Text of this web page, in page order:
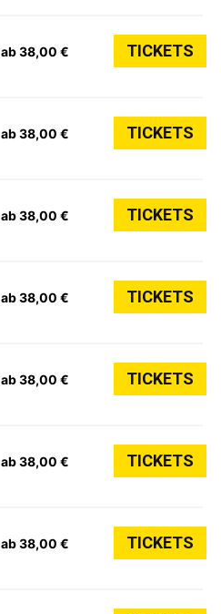
ab 38,00 € TICKETS
ab 38,00 € TICKETS
ab 38,00 € TICKETS
ab 38,00 € TICKETS
ab 38,00 € TICKETS
ab 38,00 € TICKETS
ab 38,00 € TICKETS